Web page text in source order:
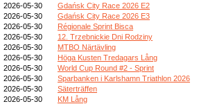
2026-05-30
Gdańsk City Race 2026 E2
2026-05-30
Gdańsk City Race 2026 E3
2026-05-30
Régionale Sprint Bisca
2026-05-30
12. Trzebnickie Dni Rodziny
2026-05-30
MTBO Närtävling
2026-05-30
Höga Kusten Tredagars Lång
2026-05-30
World Cup Round #2 - Sprint
2026-05-30
Sparbanken i Karlshamn Triathlon 2026
2026-05-30
Säterträffen
2026-05-30
KM Lång